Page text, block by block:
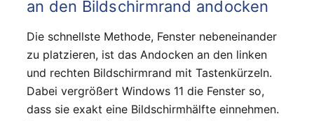
an den Bildschirmrand andocken
Die schnellste Methode, Fenster nebeneinander
zu platzieren, ist das Andocken an den linken
und rechten Bildschirmrand mit Tastenkürzeln.
Dabei vergrößert Windows 11 die Fenster so,
dass sie exakt eine Bildschirmhälfte einnehmen.